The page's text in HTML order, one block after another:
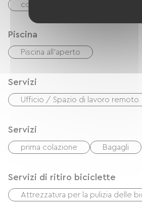
contanti
Piscina
Piscina all'aperto
Servizi
Ufficio / Spazio di lavoro remoto
Servizi
prima colazione Bagagli
Servizi di ritiro biciclette
Attrezzatura per la pulizia delle